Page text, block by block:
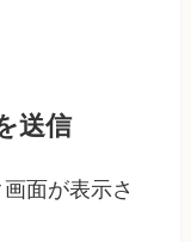
送信
面が表示さ